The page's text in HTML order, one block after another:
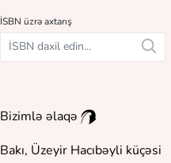
İSBN üzrə axtarış
Bizimlə əlaqə
Bakı, Üzeyir Hacıbəyli küçəsi